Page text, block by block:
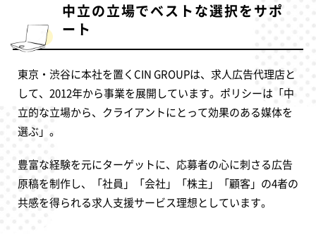
中立の立場でベストな選択をサポ
ート
東京・渋谷に本社を置くCIN GROUPは、求人広告代理店と
して、2012年から事業を展開しています。ポリシーは「中
立的な立場から、クライアントにとって効果のある媒体を
選ぶ」。
豊富な経験を元にターゲットに、応募者の心に刺さる広告
原稿を制作し、「社員」「会社」「株主」「顧客」の4者の
共感を得られる求人支援サービス理想としています。